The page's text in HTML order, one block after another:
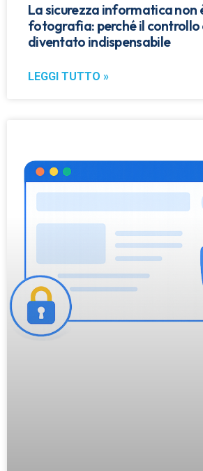
La sicurezza informatica non
fotografia: perché il controllo
diventato indispensabile
LEGGI TUTTO »